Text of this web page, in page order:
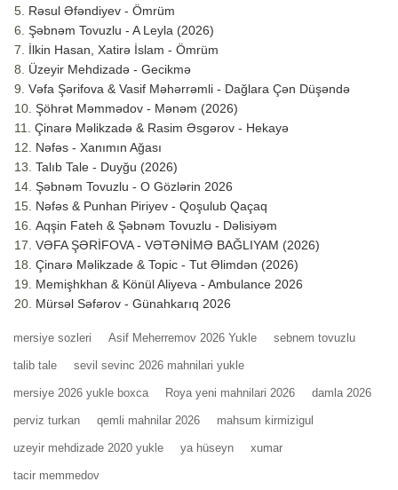
Rəsul Əfəndiyev - Ömrüm
Şəbnəm Tovuzlu - A Leyla (2026)
İlkin Hasan, Xatirə İslam - Ömrüm
Üzeyir Mehdizadə - Gecikmə
Vəfa Şərifova & Vasif Məhərrəmli - Dağlara Çən Düşəndə
Şöhrət Məmmədov - Mənəm (2026)
Çinarə Məlikzadə & Rasim Əsgərov - Hekayə
Nəfəs - Xanımın Ağası
Talıb Tale - Duyğu (2026)
Şəbnəm Tovuzlu - O Gözlərin 2026
Nəfəs & Punhan Piriyev - Qoşulub Qaçaq
Aqşin Fateh & Şəbnəm Tovuzlu - Dəlisiyəm
VƏFA ŞƏRİFOVA - VƏTƏNİMƏ BAĞLIYAM (2026)
Çinarə Məlikzade & Topic - Tut Əlimdən (2026)
Memişhkhan & Könül Aliyeva - Ambulance 2026
Mürsəl Səfərov - Günahkarıq 2026
mersiye sozleri Asif Meherremov 2026 Yukle sebnem tovuzlu
talib tale sevil sevinc 2026 mahnilari yukle
mersiye 2026 yukle boxca Roya yeni mahnilari 2026 damla 2026
perviz turkan qemli mahnilar 2026 mahsum kirmizigul
uzeyir mehdizade 2020 yukle ya hüseyn xumar
tacir memmedov